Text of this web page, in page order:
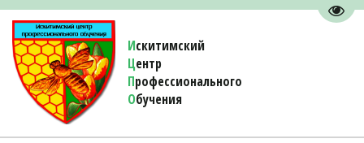
Искитимский
Центр
Профессионального
Обучения